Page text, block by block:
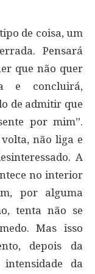
de coisa, um
Pensará
que não quer
e concluirá,
de admitir que
por mim”.
não liga e
A
no interior
por alguma
tenta não se
Mas isso
depois da
da